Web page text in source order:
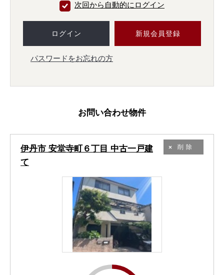
次回から自動的にログイン
ログイン 新規会員登録
パスワードをお忘れの方
お問い合わせ物件
伊丹市 安堂寺町６丁目 中古一戸建
て
削除